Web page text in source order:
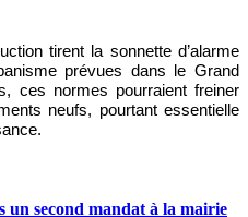
tirent la sonnette d’alarme
prévues dans le Grand
ces normes pourraient freiner
neufs, pourtant essentielle
un second mandat à la mairie